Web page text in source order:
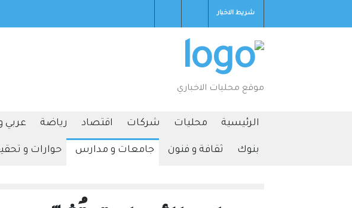
شريط الاخبار
2026-08-07T03:01:12+0000
موقع محليات الاخباري
الرئيسية محليات شركات اقتصاد رياضة عربي
بنوك ثقافة و فنون جامعات و مدارس حوارات و